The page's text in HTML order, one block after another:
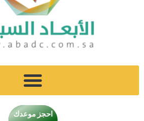
احجز موعدك